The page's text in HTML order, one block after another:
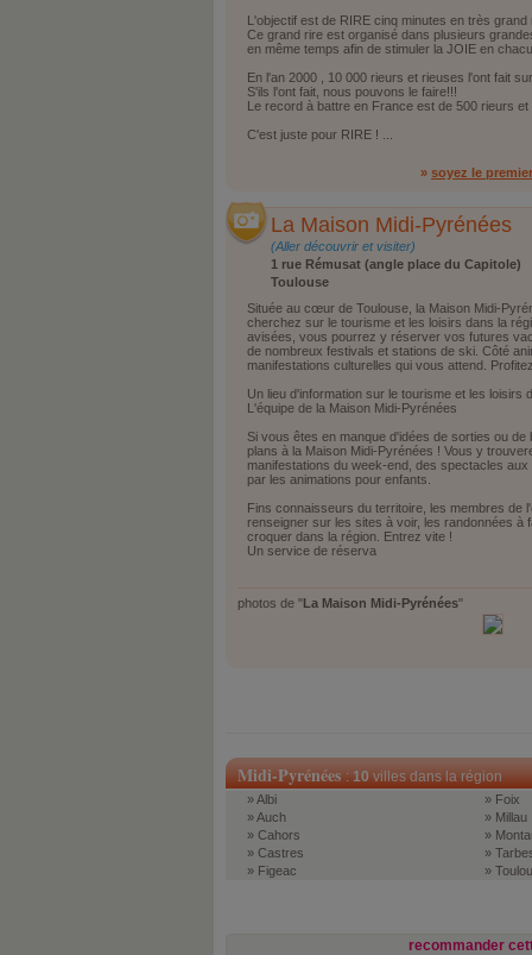
L'objectif est de RIRE cinq minutes en très grand
Ce grand rire est organisé dans plusieurs
en même temps afin de stimuler la JOIE en
En l'an 2000 , 10 000 rieurs et rieuses l'ont fait
S'ils l'ont fait, nous pouvons le faire!!!
Le record à battre en France est de 500 rieurs
C'est juste pour RIRE ! ...
» soyez le
La Maison Midi-Pyrénées
(Aller découvrir et visiter)
1 rue Rémusat (angle place du Capitole)
Toulouse
Située au cœur de Toulouse, la Maison Midi-
cherchez sur le tourisme et les loisirs dans la
avisées, vous pourrez y réserver vos futures
de nombreux festivals et stations de ski. Côté
manifestations culturelles qui vous attend.
Un lieu d'information sur le tourisme et les loisirs
L'équipe de la Maison Midi-Pyrénées
Si vous êtes en manque d'idées de sorties ou
plans à la Maison Midi-Pyrénées ! Vous y
manifestations du week-end, des spectacles
par les animations pour enfants.
Fins connaisseurs du territoire, les membres de
renseigner sur les sites à voir, les randonnées à
croquer dans la région. Entrez vite !
Un service de réserva
photos de "La Maison Midi-Pyrénées"
Midi-Pyrénées:10villes dans la région
» Albi
» Auch
» Cahors
» Castres
» Figeac
» Foix
» Millau
»
»
»
recommander